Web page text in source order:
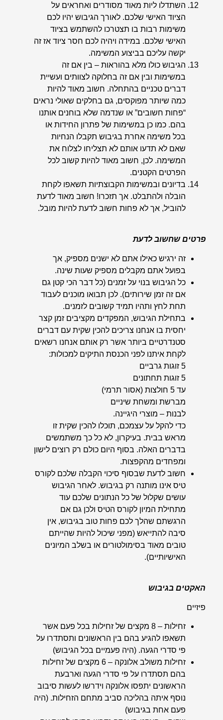
השתדלו ליות מאוד מסודרים ואחראים על
הציוד האישי שלכם. לאורך הגיבוש יהיו לכם
משימות רבות בו תצטרכו להשתמש בציוד
האישי שלכם. במידה ויהיה לכם חסר ציוד אז זה
יקשה עליכם בביצוע המשימה.
הגיבוש כולו מלא בהוראות – בין אם זה
במשימות ובין אם זה בחלוקה לצוותים ועשיית
דברים טכניים בהתחלה. חשוב מאוד להיות
כמה שיותר מפוקסים, גם בחלקים שאולי נראים
“פחות חשובים” או שנדמה שלא בוחנים אותנו
בהם. כמו כן במשימות של פתרון החידות או
בכל משימה אחרת בגיבוש תקבלו הנחיות
שאם לא תדעו אותם לא תצליחו לצלוח את
המשימה. לכן, חשוב מאוד להיות קשוב לכל
הפרטים הקטנים.
בדיונים ובמשימות הקבוצתיות תשאפו לקחת
הובלה ולהתבלט. אך תזכרו! חשוב מאוד לדעת
להוביל, אך לא פחות חשוב לדעת להיות מובל.
פרטים שחשוב לדעת
זה ירגיש כאילו אתם לא ישנים מספיק, אך
בפועל אתם מקבלים מספיק שעות שינה.
כל הגיבוש בנוי על זמנים (כל דבר הכי קטן גם
אם זה זמן שירותים). לכן תבואו מוכנים לעבוד
תחת לחץ ותהיו תמיד קשובים לזמנים.
בתחילת הגיבוש, המפקדים מקציבים זמן קצר
יחסית בו אנחנו צריכים להכין שקית עם דברים
סטנדרטיים ביותר אשר רק אותם אנחנו רשאים
לקחת איתנו לפני הכנסת התיקים למכולות:
5 זוגות גרביים
5 זוגות תחתונים
עד 5 חולצות (אסור תרמי)
מברשת ומשחת שיניים
לבנות – מוצרי היגיינה.
כדי להקל על עצמכם, תוכלו להכין שקית זו
מראש בבית. בעיקרון, לא כל כך משתמשים
בדברים האלה. בסוף היום כולם רק רוצים לישון
ומפחדים מהקפצות.
חשוב לדעת שבסוף סיכוי הקבלה שלכם לקורס
טיס אינו מותנה רק בגיבוש. לאחר הגיבוש
עושים שקלול של כל הנתונים שלכם עוד
מתחילת המיון לקורס הטיס ולכן גם אם
הרגשתם שהלך לכם פחות טוב בגיבוש, אין
סיבה להתייאש (מפני שיכול להיות שהייתם
טובים מאוד בסימולטורים או בשלב המיונים
האישיותיים).
האקטים בגיבוש
פיזיים
זחילות
– 8 מקצים של זחילות בכל פעם אשר
תשאפו להגיע בהם בין הראשונים ותסתדרו על
פי סדרי הגעה. (היה פעמיים בכל הגיבוש)
זחילות משולב אלונקה
– 6 מקצים של זחילות
בהם תסתדרו על פי סדרי הגעה וארבעת
הראשונים יתפסו אלונקה וידרשו לעשות סיבוב
נוסף איתה בהליכה סביב מתחם הזחילות. (היה
פעם אחת בגיבוש)